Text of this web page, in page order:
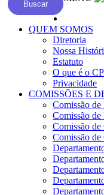
Buscar
QUEM SOMOS
Diretoria
Nossa
Estatuto
O que é o
Privacidade
COMISSÕES E
Comissão de
Comissão de
Comissão
Comissão